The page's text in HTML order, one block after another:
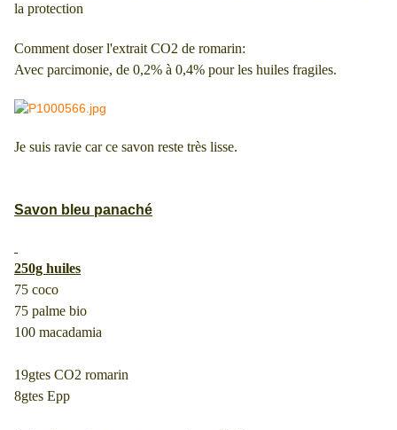
la protection
Comment doser l'extrait CO2 de romarin:
Avec parcimonie, de 0,2% à 0,4% pour les huiles fragiles.
Je suis ravie car ce savon reste très lisse.
Savon bleu panaché
250g huiles
75 coco
75 palme bio
100 macadamia
19gtes CO2 romarin
8gtes Epp